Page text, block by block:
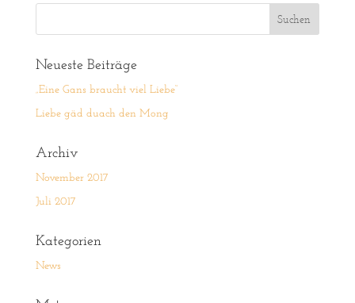
Neueste Beiträge
„Eine Gans braucht viel Liebe“
Liebe gäd duach den Mong
Archiv
November 2017
Juli 2017
Kategorien
News